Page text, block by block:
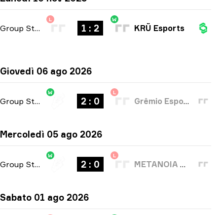
Group Stage
L
1 : 2
W
KRÜ Esports
Giovedì 06 ago 2026
Group Stage
W
2 : 0
L
Grêmio Esports
Mercoledì 05 ago 2026
Group Stage
W
2 : 0
L
METANOIA WOLVES
Sabato 01 ago 2026